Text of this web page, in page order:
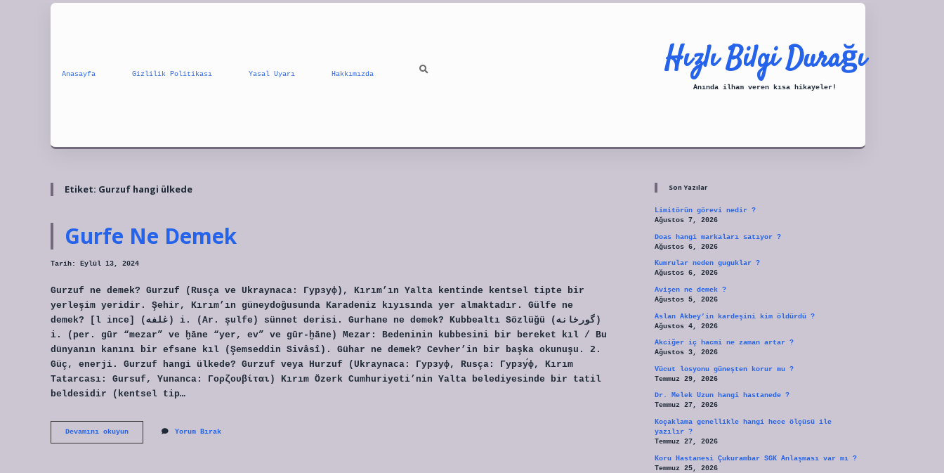
Anasayfa Gizlilik Politikası Yasal Uyarı Hakkımızda Hızlı Bilgi Durağı
Anında ilham veren kısa hikayeler!
Etiket: Gurzuf hangi ülkede
Gurfe Ne Demek
Tarih: Eylül 13, 2024
Gurzuf ne demek? Gurzuf (Rusça ve Ukraynaca: Гурзуф), Kırım’ın Yalta kentinde kentsel tipte bir
yerleşim yeridir. Şehir, Kırım’ın güneydoğusunda Karadeniz kıyısında yer almaktadır. Gülfe ne
demek? [l ince] (ﻏﻠﻔﻪ) i. (Ar. şulfe) sünnet derisi. Gurhane ne demek? Kubbealtı Sözlüğü (ﮔﻮﺭﺧﺎﻧﻪ)
i. (per. gūr “mezar” ve ḫāne “yer, ev” ve gūr-ḫāne) Mezar: Bedeninin kubbesini bir bereket kıl / Bu
dünyanın kanını bir efsane kıl (Şemseddin Sivâsî). Gühar ne demek? Cevher’in bir başka okunuşu. 2.
Güç, enerji. Gurzuf hangi ülkede? Gurzuf veya Hurzuf (Ukraynaca: Гурзуф, Rusça: Гурзу́ф, Kırım
Tatarcası: Gursuf, Yunanca: Γορζουβίται) Kırım Özerk Cumhuriyeti’nin Yalta belediyesinde bir tatil
beldesidir (kentsel tip…
Devamını okuyunGurfe
Ne
Yorum Bırak
Son Yazılar
Limitörün görevi nedir ?
Ağustos 7, 2026
Doas hangi markaları satıyor ?
Ağustos 6, 2026
Kumrular neden guguklar ?
Ağustos 6, 2026
Avişen ne demek ?
Ağustos 5, 2026
Aslan Akbey’in kardeşini kim öldürdü ?
Ağustos 4, 2026
Akciğer iç hacmi ne zaman artar ?
Ağustos 3, 2026
Vücut losyonu güneşten korur mu ?
Temmuz 29, 2026
Dr. Melek Uzun hangi hastanede ?
Temmuz 27, 2026
Koçaklama genellikle hangi hece ölçüsü ile
yazılır ?
Temmuz 27, 2026
Koru Hastanesi Çukurambar SGK Anlaşması var mı ?
Temmuz 25, 2026